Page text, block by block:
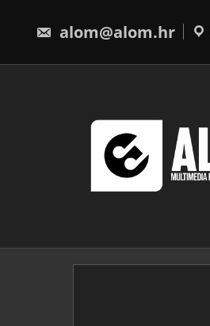
content
alom@alom.hr